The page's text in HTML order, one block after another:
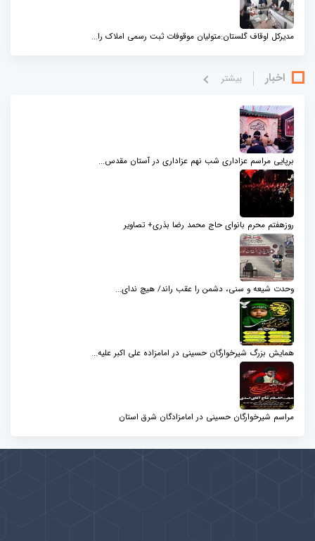
مدیرکل اوقاف گلستان:متولیان موقوفات ثبت رسمی املاک را...
اخبار بيشتر
برپایی مراسم عزاداری شب نهم عزاداری در آستان مقدس...
روزهفتم محرم بانوای حاج محمد رضا بذری+ تصاویر
وحدت شیعه و سنی، دشمن را عقب راند/ هیچ ندای...
همایش بزرگ شیرخوارگان حسینی در امامزاده علی اکبر علیه...
مراسم شیرخوارگان حسینی در امامزادگان شرق استان